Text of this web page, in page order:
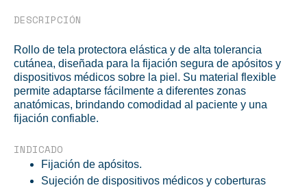
DESCRIPCIÓN
Rollo de tela protectora elástica y de alta tolerancia
cutánea, diseñada para la fijación segura de apósitos y
dispositivos médicos sobre la piel. Su material flexible
permite adaptarse fácilmente a diferentes zonas
anatómicas, brindando comodidad al paciente y una
fijación confiable.
INDICADO
Fijación de apósitos.
Sujeción de dispositivos médicos y coberturas